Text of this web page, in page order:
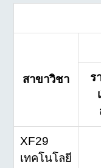
สาขาวิชา
ร
XF29
เทคโนโลยี